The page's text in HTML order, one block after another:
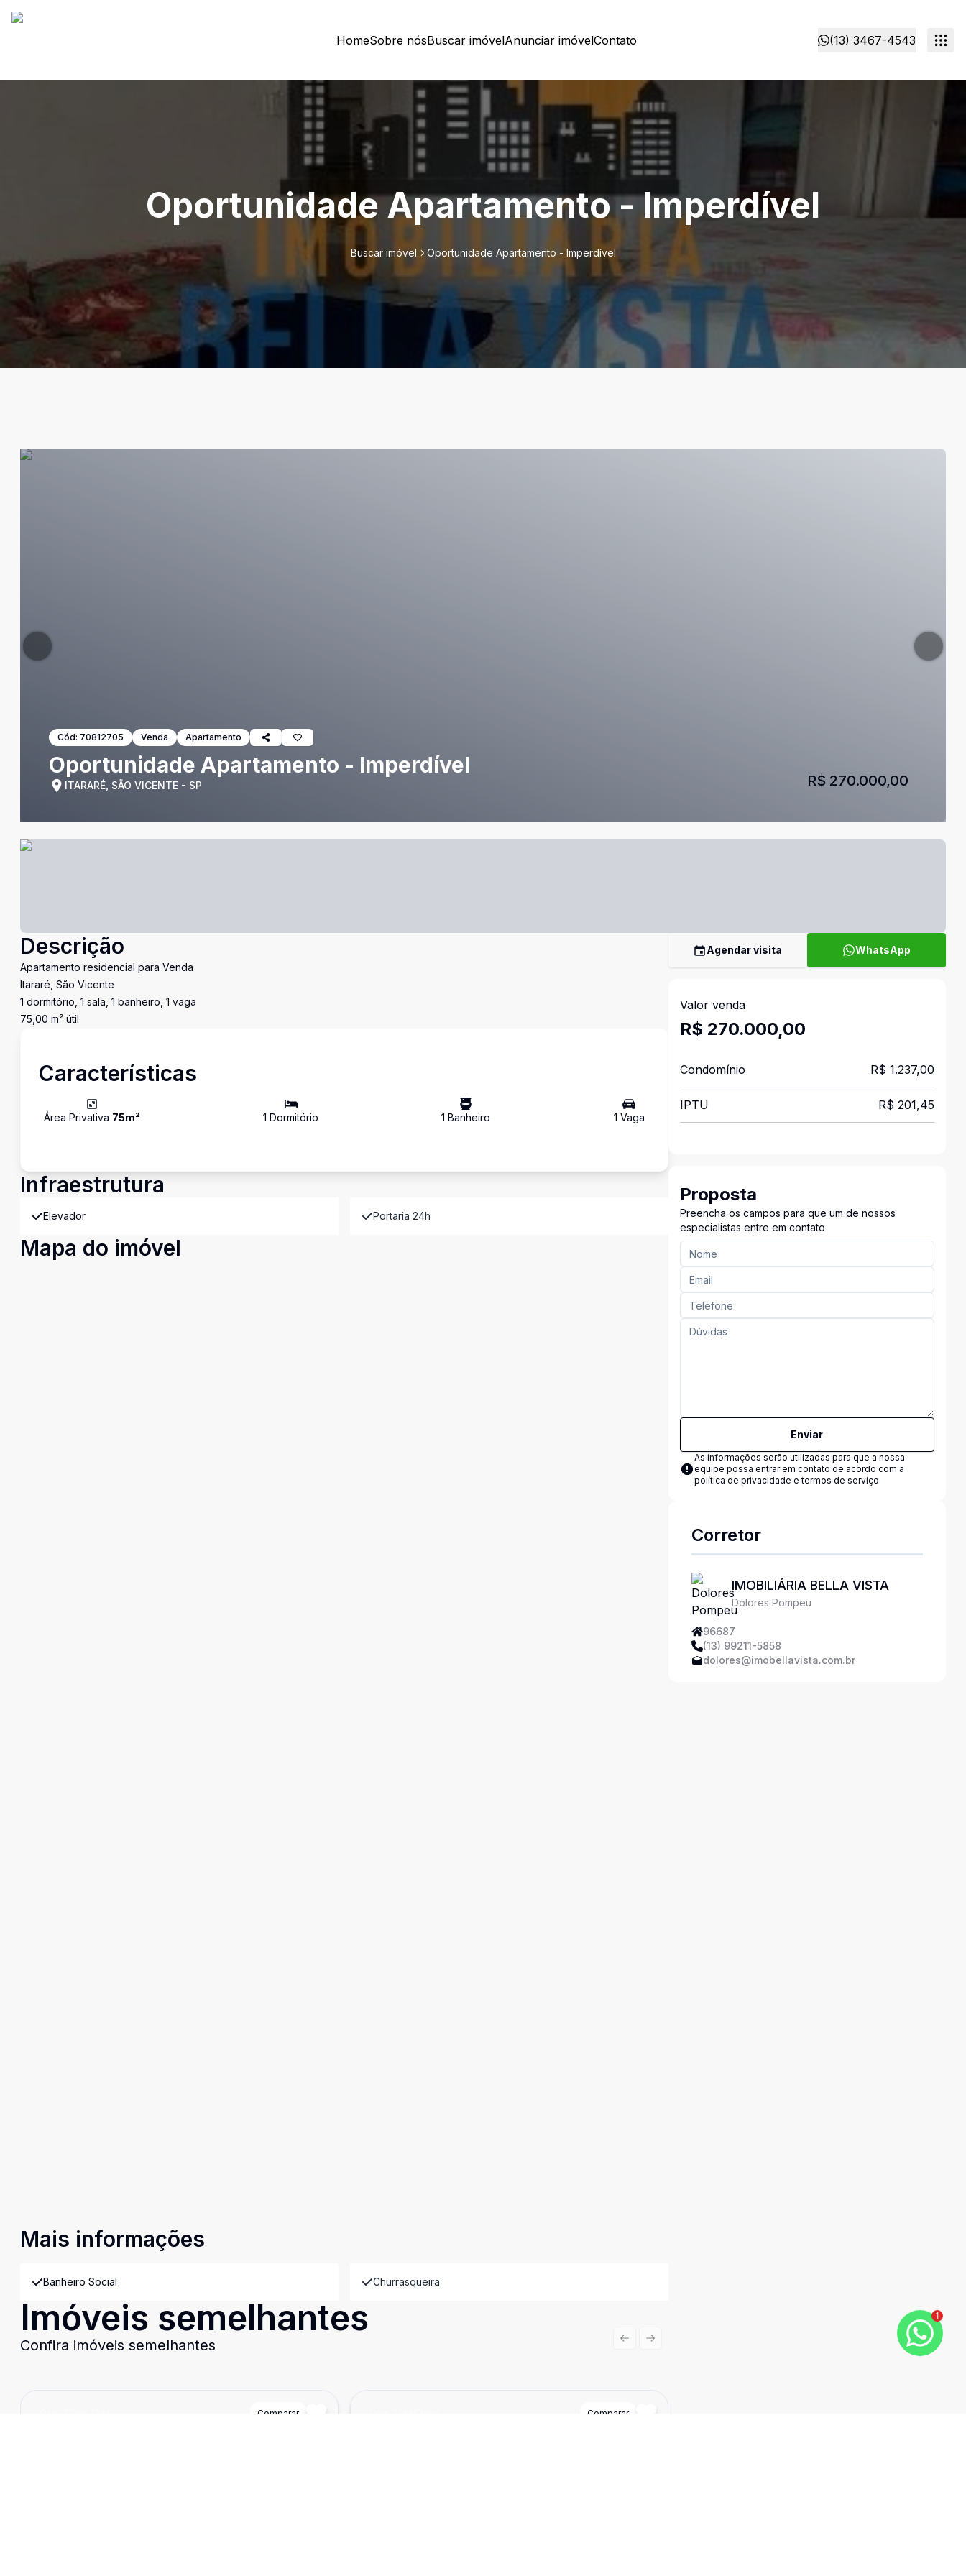
HomeSobre nósBuscar imóvelAnunciar imóvelContato (13) 3467-4543
Oportunidade Apartamento - Imperdível
Buscar imóvel Oportunidade Apartamento - Imperdível
Cód: 70812705 Venda Apartamento
Oportunidade Apartamento - Imperdível
ITARARÉ, SÃO VICENTE - SP R$ 270.000,00
Descrição
Apartamento residencial para Venda
Itararé, São Vicente
1 dormitório, 1 sala, 1 banheiro, 1 vaga
75,00 m² útil
Características
Área Privativa 75m² 1 Dormitório 1 Banheiro 1 Vaga
Infraestrutura
Elevador Portaria 24h
Mapa do imóvel
Mais informações
Banheiro Social Churrasqueira
Imóveis semelhantes
Confira imóveis semelhantes
Comparar Comparar
Previous slide
Next slide
Agendar visita WhatsApp
Valor venda
R$ 270.000,00
Condomínio R$ 1.237,00
IPTU R$ 201,45
Proposta
Preencha os campos para que um de nossos
especialistas entre em contato
Enviar
As informações serão utilizadas para que a nossa
equipe possa entrar em contato de acordo com a
política de privacidade e termos de serviço
Corretor
IMOBILIÁRIA BELLA VISTA
Dolores Pompeu
96687
(13) 99211-5858
dolores@imobellavista.com.br
1